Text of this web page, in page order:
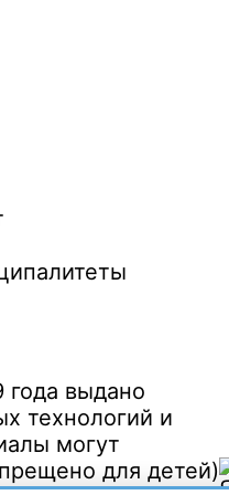
выдано
технологий и
могут
для детей)